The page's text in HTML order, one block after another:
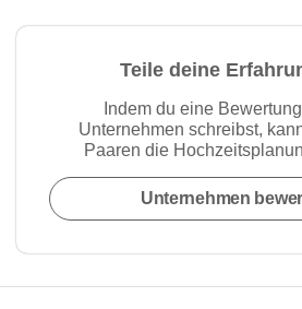
Teile deine
Indem du eine
Unternehmen schreibst,
Paaren die
Unternehmen